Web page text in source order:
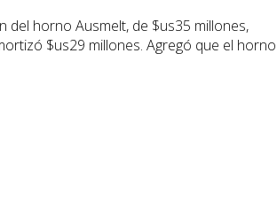
del horno Ausmelt, de $us35 millones,
$us29 millones. Agregó que el horno